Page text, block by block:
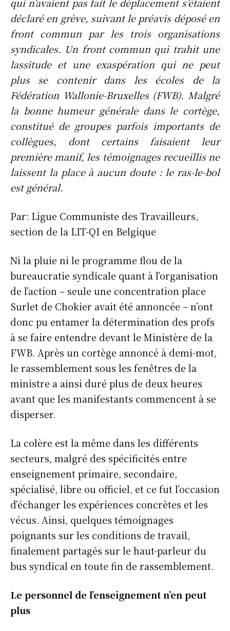
déclaré en grève, suivant le préavis déposé en
front commun par les trois organisations
syndicales. Un front commun qui trahit une
lassitude et une exaspération qui ne peut
plus se contenir dans les écoles de la
Fédération Wallonie-Bruxelles (FWB). Malgré
la bonne humeur générale dans le cortège,
constitué de groupes parfois importants de
collègues, dont certains faisaient leur
première manif, les témoignages recueillis ne
laissent la place à aucun doute : le ras-le-bol
est général.
Par: Ligue Communiste des Travailleurs,
section de la LIT-QI en Belgique
Ni la pluie ni le programme flou de la
bureaucratie syndicale quant à l’organisation
de l’action – seule une concentration place
Surlet de Chokier avait été annoncée – n’ont
donc pu entamer la détermination des profs
à se faire entendre devant le Ministère de la
FWB. Après un cortège annoncé à demi-mot,
le rassemblement sous les fenêtres de la
ministre a ainsi duré plus de deux heures
avant que les manifestants commencent à se
disperser.
La colère est la même dans les différents
secteurs, malgré des spécificités entre
enseignement primaire, secondaire,
spécialisé, libre ou officiel, et ce fut l’occasion
d’échanger les expériences concrètes et les
vécus. Ainsi, quelques témoignages
poignants sur les conditions de travail,
finalement partagés sur le haut-parleur du
bus syndical en toute fin de rassemblement.
Le personnel de l’enseignement n’en peut
plus